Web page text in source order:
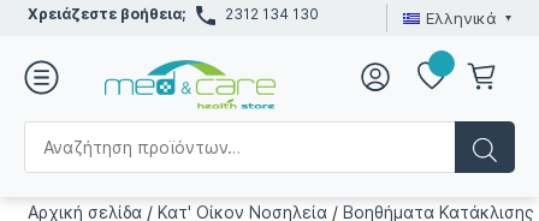
Χρειάζεστε βοήθεια; 2312 134 130 Ελληνικά
Αρχική σελίδα /Κατ' Οίκον Νοσηλεία /Βοηθήματα Κατάκλισης